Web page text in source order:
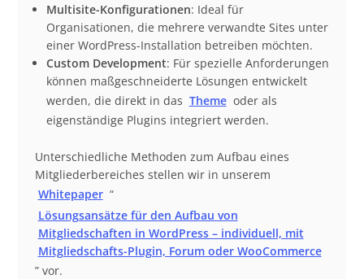
Multisite-Konfigurationen: Ideal für
Organisationen, die mehrere verwandte Sites unter
einer WordPress-Installation betreiben möchten.
Custom Development: Für spezielle Anforderungen
können maßgeschneiderte Lösungen entwickelt
werden, die direkt in das Theme oder als
eigenständige Plugins integriert werden.
Unterschiedliche Methoden zum Aufbau eines
Mitgliederbereiches stellen wir in unserem
Whitepaper “
Lösungsansätze für den Aufbau von
Mitgliedschaften in WordPress – individuell, mit
Mitgliedschafts-Plugin, Forum oder WooCommerce
” vor.